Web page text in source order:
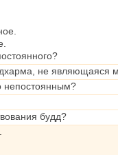
не являющаяся
непостоянным?
будд?